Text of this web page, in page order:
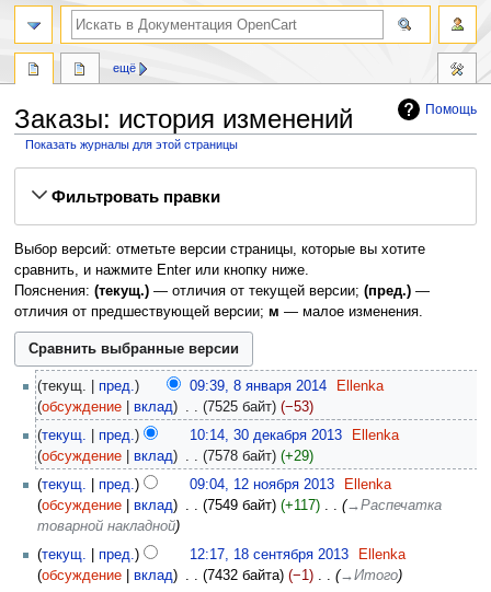
Помощь
Заказы: история изменений
Показать журналы для этой страницы
Фильтровать правки
Выбор версий: отметьте версии страницы, которые вы хотите
сравнить, и нажмите Enter или кнопку ниже.
Пояснения: (текущ.)— отличия от текущей версии; (пред.)—
отличия от предшествующей версии; м — малое изменения.
текущ. пред. 09:39, 8 января 2014
Ellenka
обсуждение
вклад 7525 байт
−53
текущ.
пред. 10:14, 30 декабря 2013
Ellenka
обсуждение
вклад 7578 байт
+29
текущ.
пред. 09:04, 12 ноября 2013
Ellenka
обсуждение
вклад 7549 байт +117 ‎
→‎Распечатка
товарной накладной
текущ.
пред. 12:17, 18 сентября 2013
Ellenka
обсуждение
вклад 7432 байта −1 ‎
→‎Итого
ещё